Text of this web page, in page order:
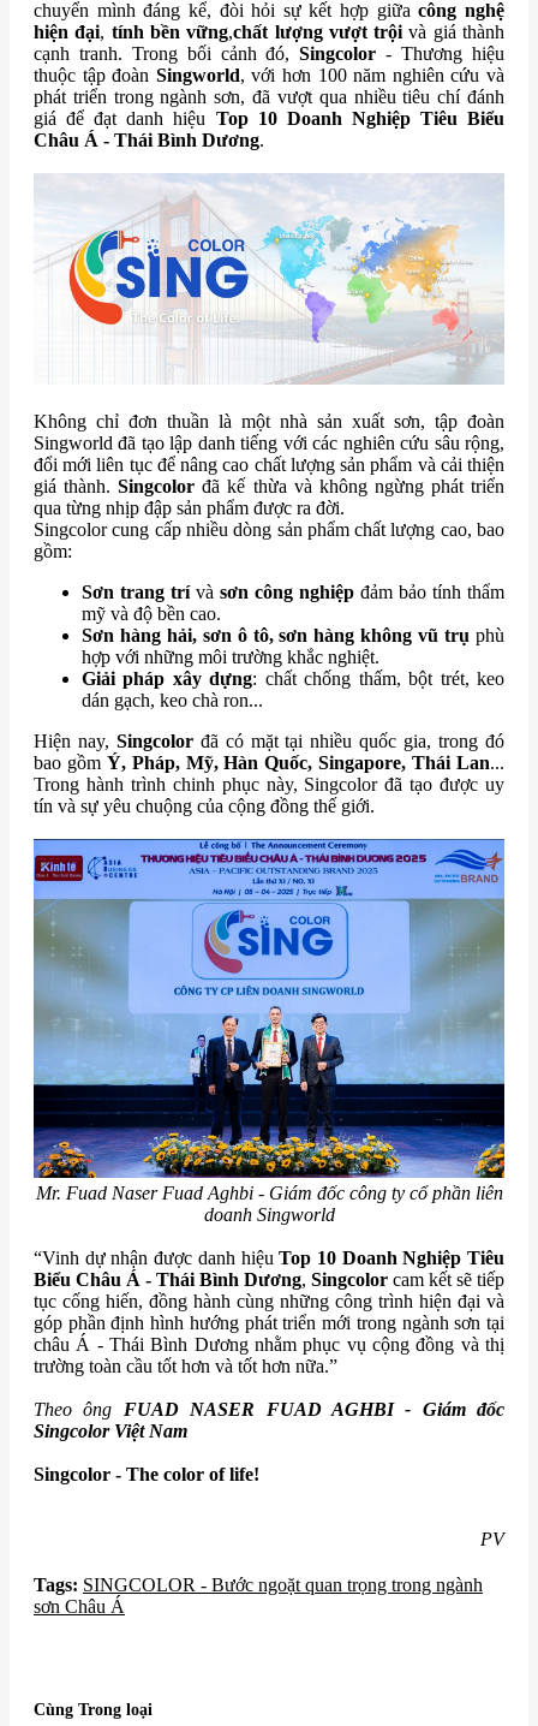
chuyển mình đáng kể, đòi hỏi sự kết hợp giữacông nghệ
hiện đại, tính bền vững,chất lượng vượt trộivà giá thành
cạnh tranh. Trong bối cảnh đó,Singcolor - Thương hiệu
thuộc tập đoàn Singworld, với hơn 100 năm nghiên cứu và
phát triển trong ngành sơn, đã vượt qua nhiều tiêu chí đánh
giá để đạt danh hiệu Top 10 Doanh Nghiệp Tiêu Biểu
Châu Á - Thái Bình Dương.
Không chỉ đơn thuần là một nhà sản xuất sơn, tập đoàn
Singworld đã tạo lập danh tiếng với các nghiên cứu sâu rộng,
đổi mới liên tục để nâng cao chất lượng sản phẩm và cải thiện
giá thành.Singcolor đã kế thừa và không ngừng phát triển
qua từng nhịp đập sản phẩm được ra đời.
Singcolor cung cấp nhiều dòng sản phẩm chất lượng cao, bao
gồm:
Sơn trang trívà sơn công nghiệp đảm bảo tính thẩm
mỹ và độ bền cao.
Sơn hàng hải, sơn ô tô, sơn hàng không vũ trụ phù
hợp với những môi trường khắc nghiệt.
Giải pháp xây dựng: chất chống thấm, bột trét, keo
dán gạch, keo chà ron...
Hiện nay, Singcolor đã có mặt tại nhiều quốc gia, trong đó
bao gồm Ý, Pháp, Mỹ, Hàn Quốc, Singapore, Thái Lan...
Trong hành trình chinh phục này, Singcolor đã tạo được uy
tín và sự yêu chuộng của cộng đồng thế giới.
Mr. Fuad Naser Fuad Aghbi - Giám đốc công ty cổ phần liên
doanh Singworld
“Vinh dự nhận được danh hiệuTop 10 Doanh Nghiệp Tiêu
Biểu Châu Á - Thái Bình Dương, Singcolor cam kết sẽ tiếp
tục cống hiến, đồng hành cùng những công trình hiện đại và
góp phần định hình hướng phát triển mới trong ngành sơn tại
châu Á - Thái Bình Dương nhằm phục vụ cộng đồng và thị
trường toàn cầu tốt hơn và tốt hơn nữa.”
Theo ông FUAD NASER FUAD AGHBI - Giám đốc
Singcolor Việt Nam
Singcolor - The color of life!
PV
Tags: SINGCOLOR - Bước ngoặt quan trọng trong ngành
sơn Châu Á
Cùng Trong loại